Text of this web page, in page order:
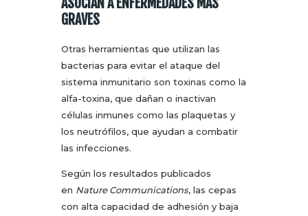
GRAVES
Otras herramientas que utilizan las
bacterias para evitar el ataque del
sistema inmunitario son toxinas como la
alfa-toxina, que dañan o inactivan
células inmunes como las plaquetas y
los neutrófilos, que ayudan a combatir
las infecciones.
Según los resultados publicados
en Nature Communications, las cepas
con alta capacidad de adhesión y baja